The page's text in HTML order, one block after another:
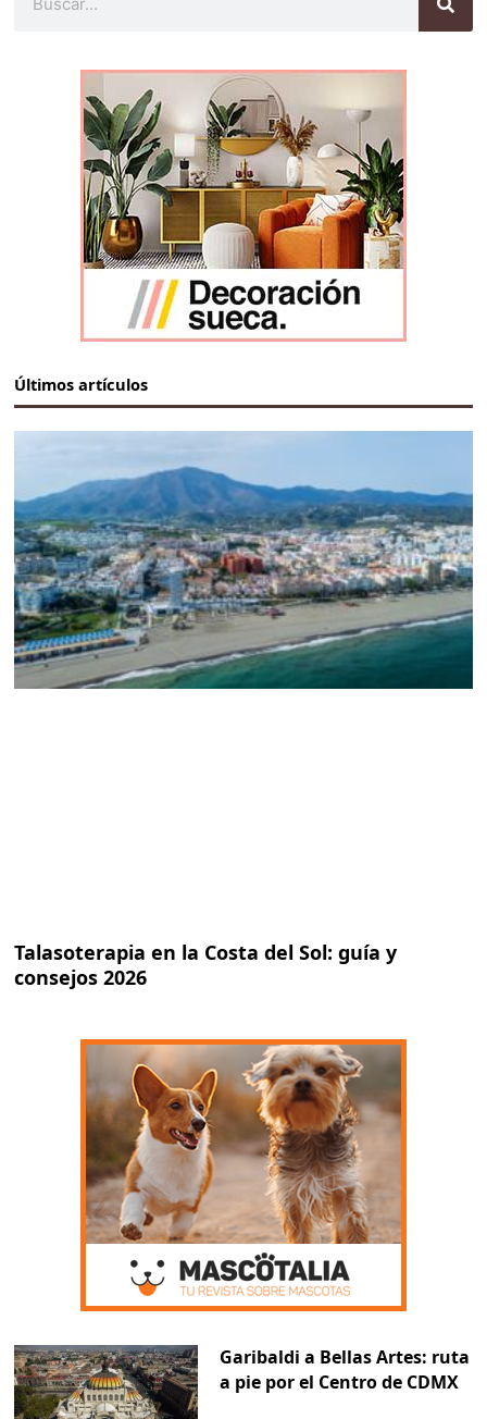
Últimos artículos
Talasoterapia en la Costa del Sol: guía y
consejos 2026
Garibaldi a Bellas Artes: ruta
a pie por el Centro de CDMX